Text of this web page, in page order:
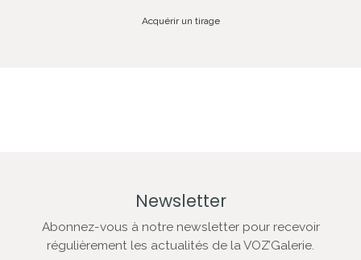
Acquérir un tirage
Newsletter
Abonnez-vous à notre newsletter pour recevoir
régulièrement les actualités de la VOZ’Galerie.